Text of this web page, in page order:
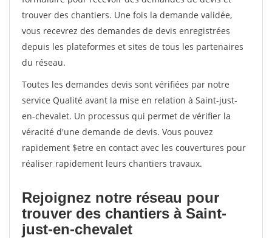
trouver des chantiers. Une fois la demande validée,
vous recevrez des demandes de devis enregistrées
depuis les plateformes et sites de tous les partenaires
du réseau.
Toutes les demandes devis sont vérifiées par notre
service Qualité avant la mise en relation à Saint-just-
en-chevalet. Un processus qui permet de vérifier la
véracité d'une demande de devis. Vous pouvez
rapidement $etre en contact avec les couvertures pour
réaliser rapidement leurs chantiers travaux.
Rejoignez notre réseau pour
trouver des chantiers à Saint-
just-en-chevalet